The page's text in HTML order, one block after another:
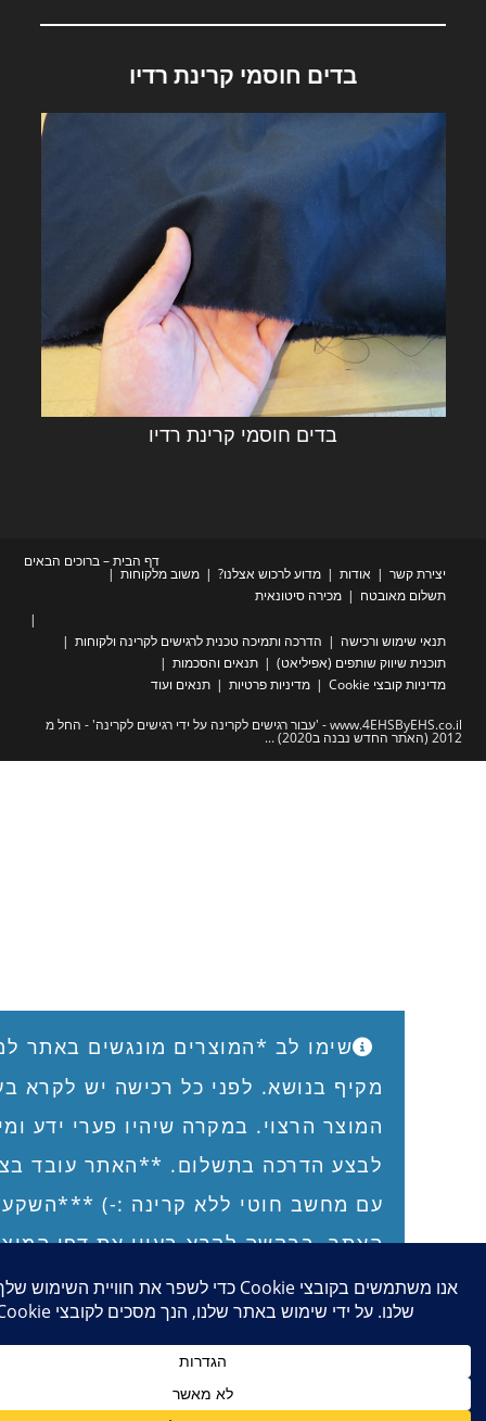
שימו לב *המוצרים מונגשים באתר למי שיש
מקיף בנושא. לפני כל רכישה יש לקרא בעיון את
המוצר הרצוי. במקרה שיהיו פערי ידע ומידע,
לבצע הדרכה בתשלום. **האתר עובד בצורה
עם מחשב חוטי ללא קרינה :-) ***השקענו רבות
האתר. בבקשה לקרא בעיון את דפי המוצר, ואת
השימוש והרכישה באתר, כולל תנאי השימוש
האישי, תניאי השימוש בבדים חוסמי קרינת רדיו,
השימוש במיגון הביתי, ומדיניות החזרה של
לפני ביצוע הרכישה. טל"ח. תודה!
בדים חוסמי קרינת רדיו
בדים חוסמי קרינת רדיו
דף הבית – ברוכים הבאים
אודות מדוע לרכוש אצלנו?
משוב מלקוחות
מכירה סיטונאית
ורכישה
הדרכה ותמיכה טכנית לרגישים לקרינה ולקוחות
שותפים (אפיליאט)
תנאים והסכמות
מדיניות פרטיות תנאים ועוד
www.4EHSByEHS.co.il - 'עבור רגישים לקרינה על ידי רגישים לקרינה' - החל מ